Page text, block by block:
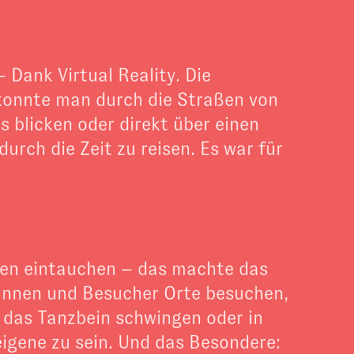
Dank Virtual Reality. Die
man durch die Straßen von
blicken oder direkt über einen
die Zeit zu reisen. Es war für
eintauchen – das machte das
und Besucher Orte besuchen,
Tanzbein schwingen oder in
zu sein. Und das Besondere: